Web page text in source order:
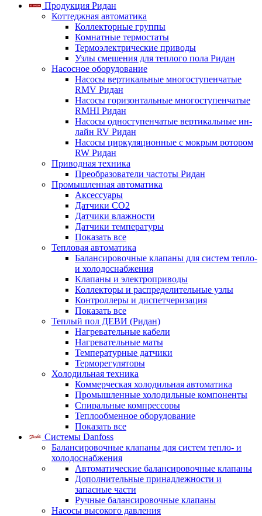
Продукция Ридан
Коттеджная автоматика
Коллекторные группы
Комнатные термостаты
Термоэлектрические приводы
Узлы смешения для теплого пола Ридан
Насосное оборудование
Насосы вертикальные многоступенчатые
RMV Ридан
Насосы горизонтальные многоступенчатые
RMHI Ридан
Насосы одноступенчатые вертикальные ин-
лайн RV Ридан
Насосы циркуляционные с мокрым ротором
RW Ридан
Приводная техника
Преобразователи частоты Ридан
Промышленная автоматика
Аксессуары
Датчики CO2
Датчики влажности
Датчики температуры
Показать все
Тепловая автоматика
Балансировочные клапаны для систем тепло-
и холодоснабжения
Клапаны и электроприводы
Коллекторы и распределительные узлы
Контроллеры и диспетчеризация
Показать все
Теплый пол ДЕВИ (Ридан)
Нагревательные кабели
Нагревательные маты
Температурные датчики
Терморегуляторы
Холодильная техника
Коммерческая холодильная автоматика
Промышленные холодильные компоненты
Спиральные компрессоры
Теплообменное оборудование
Показать все
Системы Danfoss
Балансировочные клапаны для систем тепло- и
холодоснабжения
Автоматические балансировочные клапаны
Дополнительные принадлежности и
запасные части
Ручные балансировочные клапаны
Насосы высокого давления